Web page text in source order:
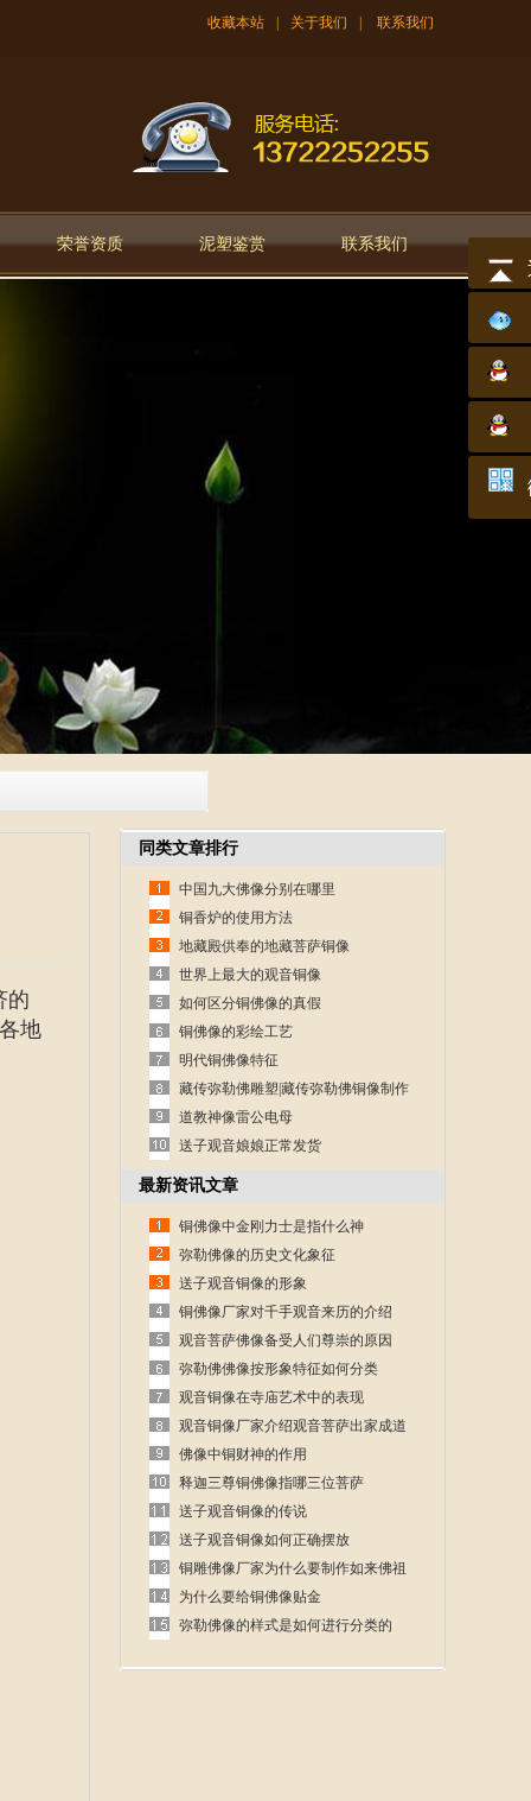
收藏本站 关于我们 联系我们
荣誉资质 泥塑鉴赏 联系我们
的
地
同类文章排行
中国九大佛像分别在哪里
铜香炉的使用方法
地藏殿供奉的地藏菩萨铜像
世界上最大的观音铜像
如何区分铜佛像的真假
铜佛像的彩绘工艺
明代铜佛像特征
藏传弥勒佛雕塑|藏传弥勒佛铜像制作
道教神像雷公电母
送子观音娘娘正常发货
最新资讯文章
铜佛像中金刚力士是指什么神
弥勒佛像的历史文化象征
送子观音铜像的形象
铜佛像厂家对千手观音来历的介绍
观音菩萨佛像备受人们尊崇的原因
弥勒佛佛像按形象特征如何分类
观音铜像在寺庙艺术中的表现
观音铜像厂家介绍观音菩萨出家成道
的故事
佛像中铜财神的作用
释迦三尊铜佛像指哪三位菩萨
送子观音铜像的传说
送子观音铜像如何正确摆放
铜雕佛像厂家为什么要制作如来佛祖
呢
为什么要给铜佛像贴金
弥勒佛像的样式是如何进行分类的